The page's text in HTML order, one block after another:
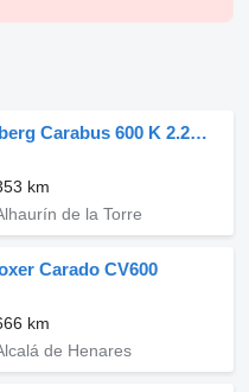
Fiat Weinsberg Carabus 600 K 2.2Mjet
km
de la Torre
Carado CV600
km
de Henares